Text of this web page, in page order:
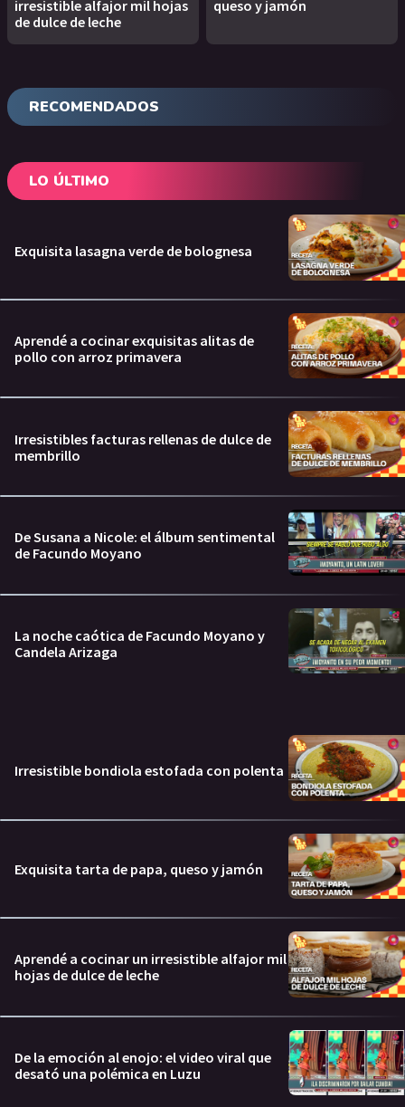
irresistible alfajor mil hojas
de dulce de leche
queso y jamón
RECOMENDADOS
LO ÚLTIMO
Exquisita lasagna verde de bolognesa
Aprendé a cocinar exquisitas alitas de
pollo con arroz primavera
Irresistibles facturas rellenas de dulce de
membrillo
De Susana a Nicole: el álbum sentimental
de Facundo Moyano
La noche caótica de Facundo Moyano y
Candela Arizaga
Irresistible bondiola estofada con polenta
Exquisita tarta de papa, queso y jamón
Aprendé a cocinar un irresistible alfajor mil
hojas de dulce de leche
De la emoción al enojo: el video viral que
desató una polémica en Luzu